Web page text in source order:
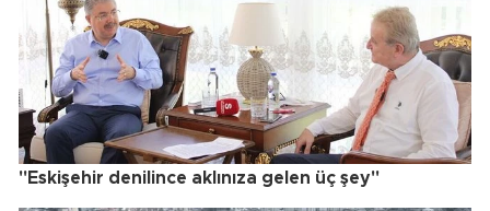
"Eskişehir denilince aklınıza gelen üç şey"